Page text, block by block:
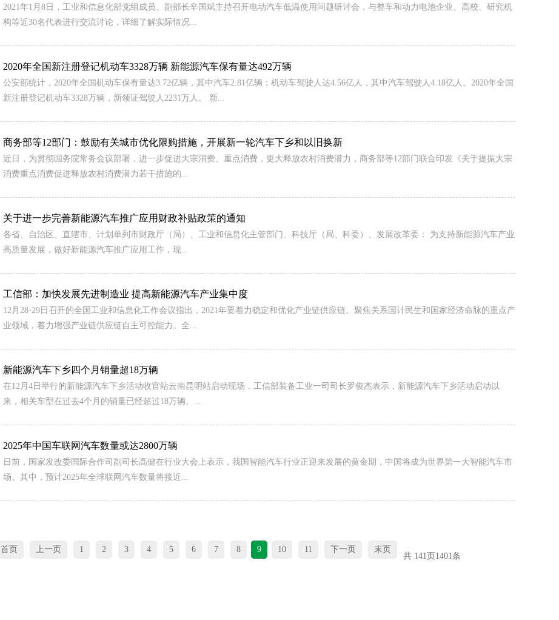
2021年1月8日，工业和信息化部党组成员、副部长辛国斌主持召开电动汽车低温使用问题研讨会，与整车和动力电池企业、高校、研究机
构等近30名代表进行交流讨论，详细了解实际情况...
2020年全国新注册登记机动车3328万辆 新能源汽车保有量达492万辆
公安部统计，2020年全国机动车保有量达3.72亿辆，其中汽车2.81亿辆；机动车驾驶人达4.56亿人，其中汽车驾驶人4.18亿人。2020年全国
新注册登记机动车3328万辆，新领证驾驶人2231万人。 新...
商务部等12部门：鼓励有关城市优化限购措施，开展新一轮汽车下乡和以旧换新
近日，为贯彻国务院常务会议部署，进一步促进大宗消费、重点消费，更大释放农村消费潜力，商务部等12部门联合印发《关于提振大宗
消费重点消费促进释放农村消费潜力若干措施的...
关于进一步完善新能源汽车推广应用财政补贴政策的通知
各省、自治区、直辖市、计划单列市财政厅（局）、工业和信息化主管部门、科技厅（局、科委）、发展改革委： 为支持新能源汽车产业
高质量发展，做好新能源汽车推广应用工作，现...
工信部：加快发展先进制造业 提高新能源汽车产业集中度
12月28-29日召开的全国工业和信息化工作会议指出，2021年要着力稳定和优化产业链供应链。聚焦关系国计民生和国家经济命脉的重点产
业领域，着力增强产业链供应链自主可控能力。全...
新能源汽车下乡四个月销量超18万辆
在12月4日举行的新能源汽车下乡活动收官站云南昆明站启动现场，工信部装备工业一司司长罗俊杰表示，新能源汽车下乡活动启动以
来，相关车型在过去4个月的销量已经超过18万辆。...
2025年中国车联网汽车数量或达2800万辆
日前，国家发改委国际合作司副司长高健在行业大会上表示，我国智能汽车行业正迎来发展的黄金期，中国将成为世界第一大智能汽车市
场。其中，预计2025年全球联网汽车数量将接近...
首页 上一页 1 2 3 4 5 6 7 8 9 10 11 下一页 末页
共 141 页 1401条